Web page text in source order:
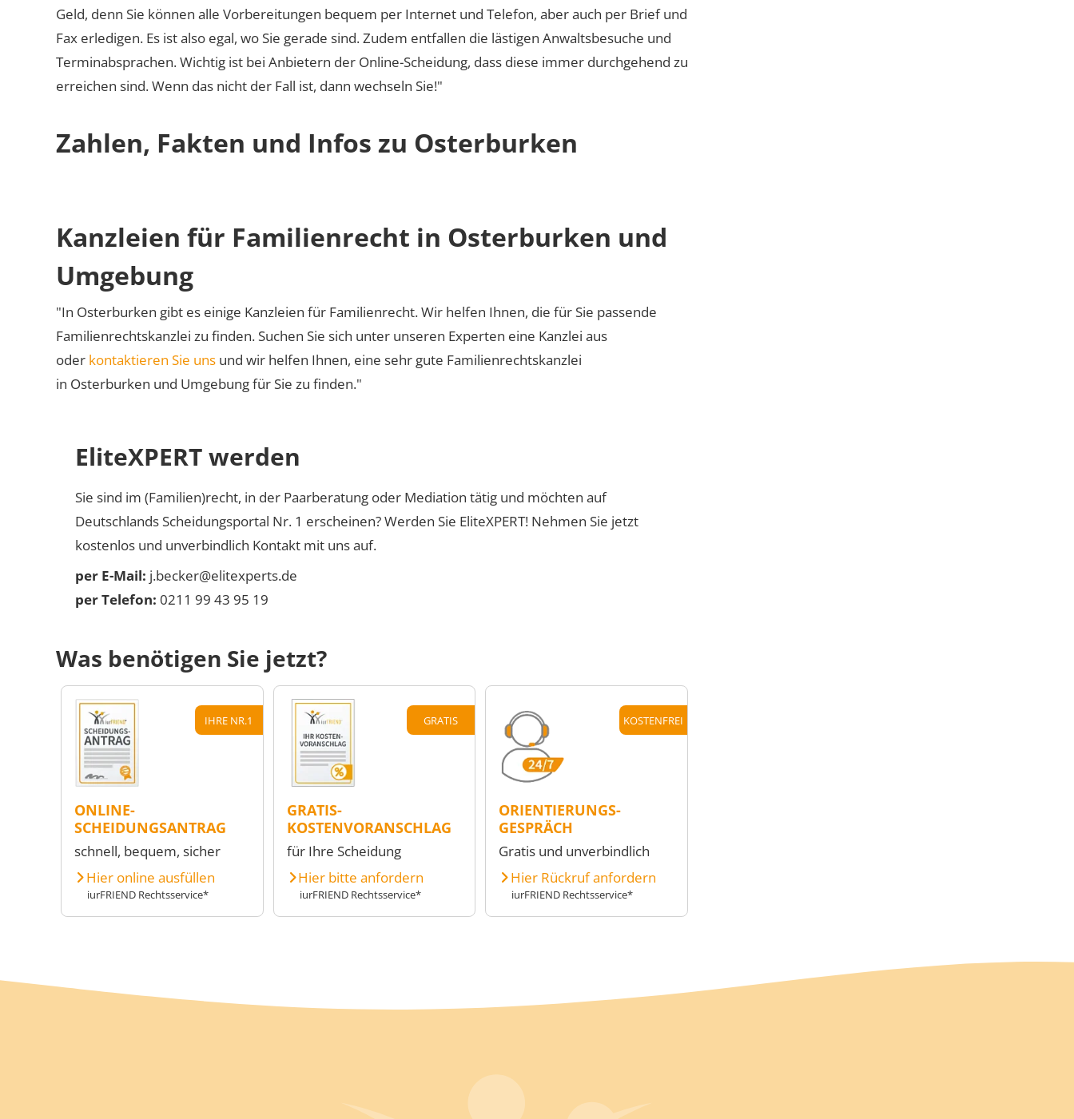
Geld, denn Sie können alle Vorbereitungen bequem per Internet und Telefon, aber auch per Brief und
Fax erledigen. Es ist also egal, wo Sie gerade sind. Zudem entfallen die lästigen Anwaltsbesuche und
Terminabsprachen. Wichtig ist bei Anbietern der Online-Scheidung, dass diese immer durchgehend zu
erreichen sind. Wenn das nicht der Fall ist, dann wechseln Sie!"
Zahlen, Fakten und Infos zu Osterburken
Kanzleien für Familienrecht in Osterburken und
Umgebung
"In Osterburken gibt es einige Kanzleien für Familienrecht. Wir helfen Ihnen, die für Sie passende
Familienrechtskanzlei zu finden. Suchen Sie sich unter unseren Experten eine Kanzlei aus
oder kontaktieren Sie uns und wir helfen Ihnen, eine sehr gute Familienrechtskanzlei
in Osterburken und Umgebung für Sie zu finden."
EliteXPERT werden
Sie sind im (Familien)recht, in der Paarberatung oder Mediation tätig und möchten auf
Deutschlands Scheidungsportal Nr. 1 erscheinen? Werden Sie EliteXPERT! Nehmen Sie jetzt
kostenlos und unverbindlich Kontakt mit uns auf.
per E-Mail: j.becker@elitexperts.de
per Telefon: 0211 99 43 95 19
Was benötigen Sie jetzt?
IHRE NR.1
ONLINE-
SCHEIDUNGSANTRAG
schnell, bequem, sicher
Hier online ausfüllen
iurFRIEND Rechtsservice*
GRATIS
GRATIS-
KOSTENVORANSCHLAG
für Ihre Scheidung
Hier bitte anfordern
iurFRIEND Rechtsservice*
KOSTENFREI
ORIENTIERUNGS-
GESPRÄCH
Gratis und unverbindlich
Hier Rückruf anfordern
iurFRIEND Rechtsservice*